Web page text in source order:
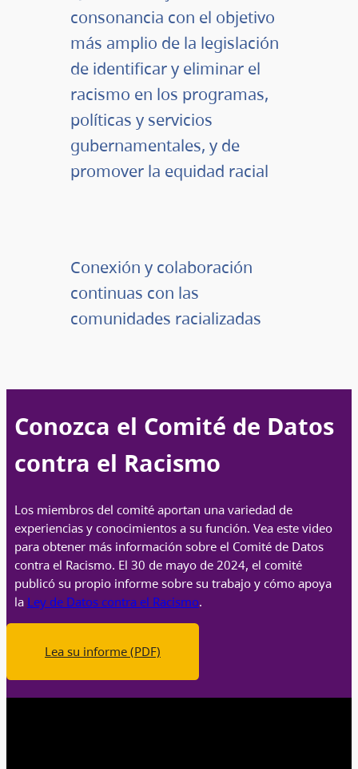
consonancia con el objetivo
más amplio de la legislación
de identificar y eliminar el
racismo en los programas,
políticas y servicios
gubernamentales, y de
promover la equidad racial
Conexión y colaboración
continuas con las
comunidades racializadas
Conozca el Comité de Datos
contra el Racismo
Los miembros del comité aportan una variedad de
experiencias y conocimientos a su función. Vea este video
para obtener más información sobre el Comité de Datos
contra el Racismo. El 30 de mayo de 2024, el comité
publicó su propio informe sobre su trabajo y cómo apoya
la Ley de Datos contra el Racismo.
Lea su informe (PDF)